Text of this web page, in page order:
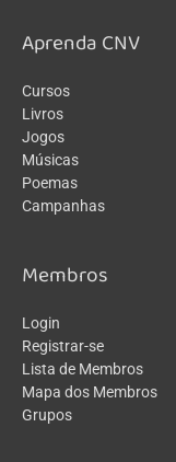
Aprenda CNV
Cursos
Livros
Jogos
Músicas
Poemas
Campanhas
Membros
Login
Registrar-se
Lista de Membros
Mapa dos Membros
Grupos